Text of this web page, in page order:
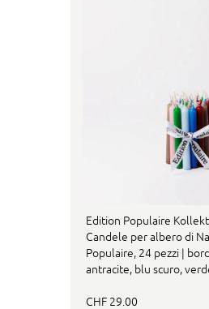
Edition Populaire
Candele per albero di
Populaire, 24 pezzi |
antracite, blu scuro,
CHF 29.00